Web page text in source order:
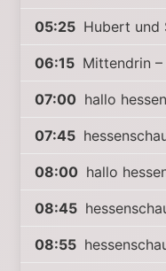
05:25 Hubert und
06:15 Mittendrin
07:00 hallo hessen
07:45
08:00 hallo
08:45
08:55